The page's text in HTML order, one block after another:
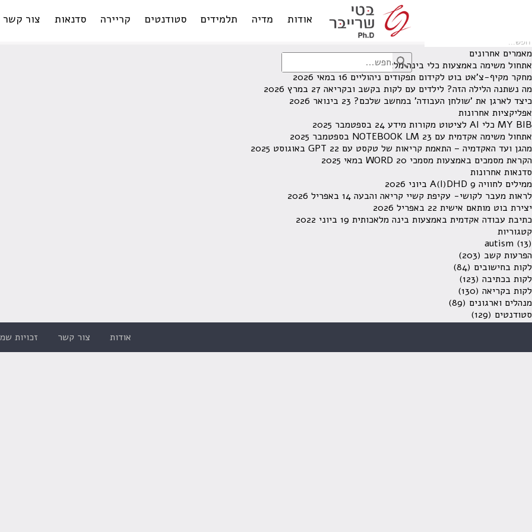
אודות מדיה תלמידים סטודנטים קריירה סדנאות צור קשר
לא נמצאו תוצאות תחת קטגוריה זו.
מחפש משהו מסויים? השתמש בחיפוש
מאמרים אחרונים
אתחול משימה באמצעות כלי בינה מלאכותית
מחקר מקיף-צ'אט בוט לקידום תפקודים ניהוליים 16 במאי 2026
מה נשתנה הלילה הזה? לילדים עם לקות בקשב ובקריאה 27 במרץ 2026
כיצד לארגן את 'שולחן העבודה' במחשב שלכם? 23 בינואר 2026
אפליקציות אחרונות
MY BIB כלי AI לציטוט מקורות מידע
24 בספטמבר 2025
אתחול משימה אקדמית עם NOTEBOOK LM 23 בספטמבר 2025
מהגן ועד האקדמיה – התאמת קריאות של טקסט עם GPT 22 באוגוסט 2025
הקראת מסמכים באמצעות מסמכי WORD 20 במאי 2025
סדנאות אחרונות
ממילים לחוויה A(I)DHD 9 ביוני 2026
לראות מעבר לקושי- עקיפת קשיי קריאה והבעה 14 באפריל 2026
יצירת בוט מותאם אישית 22 באפריל 2026
כתיבת עבודה אקדמית באמצעות בינה מלאכותית 19 ביוני 2022
קטגוריות
autism (13)
הפרעות קשב (203)
לקות בחישובים (84)
לקות בכתיבה (123)
לקות בקריאה (130)
מנהלים וארגונים (89)
סטודנטים (129)
אודות
צור קשר זכויות